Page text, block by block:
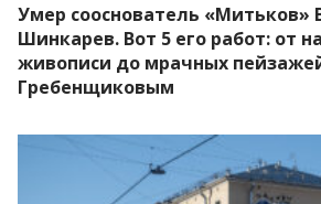
Умер сооснователь «Митьков»
Шинкарев. Вот 5 его работ: от
живописи до мрачных
Гребенщиковым